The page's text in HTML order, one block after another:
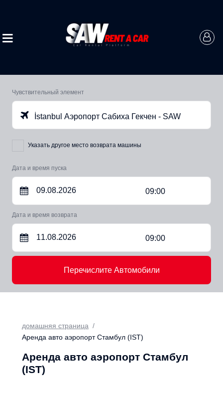
Чувствительный элемент
İstanbul Аэропорт Сабиха Гекчен - SAW
Указать другое место возврата машины
Дата и время пуска
09:00
Дата и время возврата
09:00
Перечислите Автомобили
домашняя страница
Аренда авто аэропорт Стамбул (IST)
Аренда авто аэропорт Стамбул
(IST)